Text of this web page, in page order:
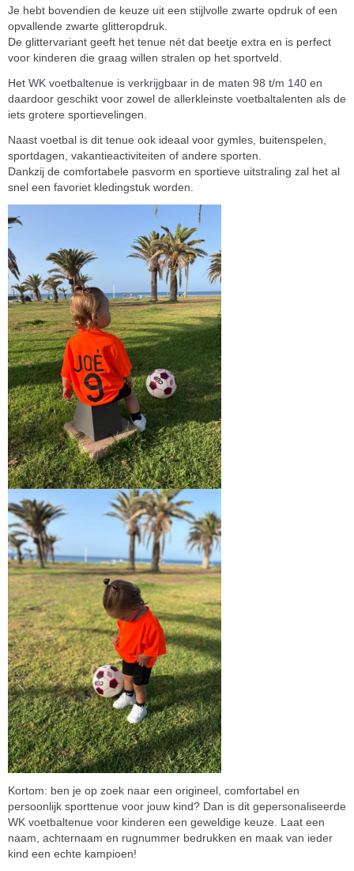
Je hebt bovendien de keuze uit een stijlvolle zwarte opdruk of een
opvallende zwarte glitteropdruk.
De glittervariant geeft het tenue nét dat beetje extra en is perfect
voor kinderen die graag willen stralen op het sportveld.
Het WK voetbaltenue is verkrijgbaar in de maten 98 t/m 140 en
daardoor geschikt voor zowel de allerkleinste voetbaltalenten als de
iets grotere sportievelingen.
Naast voetbal is dit tenue ook ideaal voor gymles, buitenspelen,
sportdagen, vakantieactiviteiten of andere sporten.
Dankzij de comfortabele pasvorm en sportieve uitstraling zal het al
snel een favoriet kledingstuk worden.
Kortom: ben je op zoek naar een origineel, comfortabel en
persoonlijk sporttenue voor jouw kind? Dan is dit gepersonaliseerde
WK voetbaltenue voor kinderen een geweldige keuze. Laat een
naam, achternaam en rugnummer bedrukken en maak van ieder
kind een echte kampioen!